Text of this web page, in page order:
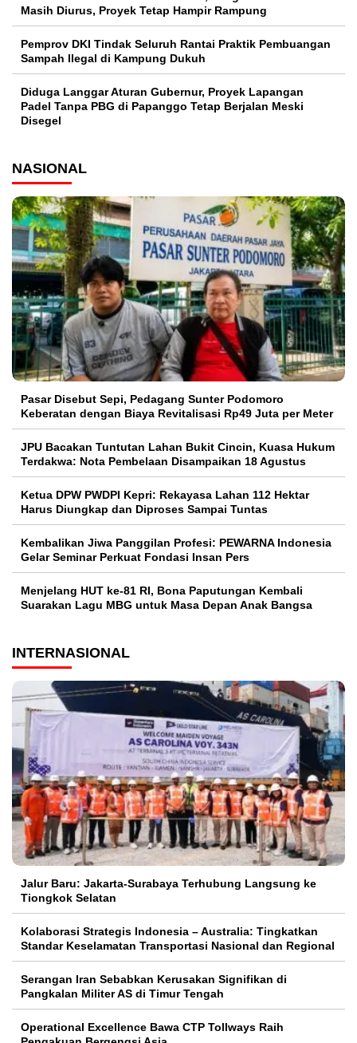
Masih Diurus, Proyek Tetap Hampir Rampung
Pemprov DKI Tindak Seluruh Rantai Praktik Pembuangan
Sampah Ilegal di Kampung Dukuh
Diduga Langgar Aturan Gubernur, Proyek Lapangan
Padel Tanpa PBG di Papanggo Tetap Berjalan Meski
Disegel
NASIONAL
Pasar Disebut Sepi, Pedagang Sunter Podomoro
Keberatan dengan Biaya Revitalisasi Rp49 Juta per Meter
JPU Bacakan Tuntutan Lahan Bukit Cincin, Kuasa Hukum
Terdakwa: Nota Pembelaan Disampaikan 18 Agustus
Ketua DPW PWDPI Kepri: Rekayasa Lahan 112 Hektar
Harus Diungkap dan Diproses Sampai Tuntas
Kembalikan Jiwa Panggilan Profesi: PEWARNA Indonesia
Gelar Seminar Perkuat Fondasi Insan Pers
Menjelang HUT ke-81 RI, Bona Paputungan Kembali
Suarakan Lagu MBG untuk Masa Depan Anak Bangsa
INTERNASIONAL
Jalur Baru: Jakarta-Surabaya Terhubung Langsung ke
Tiongkok Selatan
Kolaborasi Strategis Indonesia – Australia: Tingkatkan
Standar Keselamatan Transportasi Nasional dan Regional
Serangan Iran Sebabkan Kerusakan Signifikan di
Pangkalan Militer AS di Timur Tengah
Operational Excellence Bawa CTP Tollways Raih